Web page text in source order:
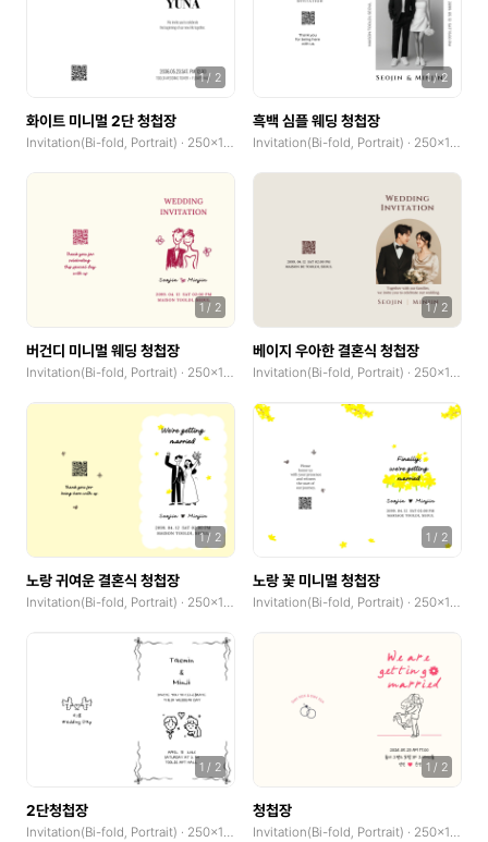
1/ 2
화이트 미니멀 2단 청첩장
Invitation(Bi-fold, Portrait) · 250x185mm
1 /2
흑백 심플 웨딩 청첩장
Invitation(Bi-fold, Portrait) · 250x185mm
1 / 2
버건디 미니멀 웨딩 청첩장
Invitation(Bi-fold, Portrait) · 250x185mm
1 / 2
베이지 우아한 결혼식 청첩장
Invitation(Bi-fold, Portrait) · 250x185mm
1/ 2
노랑 귀여운 결혼식 청첩장
Invitation(Bi-fold, Portrait) · 250x185mm
1 / 2
노랑 꽃 미니멀 청첩장
Invitation(Bi-fold, Portrait) · 250x185mm
1 / 2
2단청첩장
Invitation(Bi-fold, Portrait) · 250x185mm
1 / 2
청첩장
Invitation(Bi-fold, Portrait) · 250x185mm